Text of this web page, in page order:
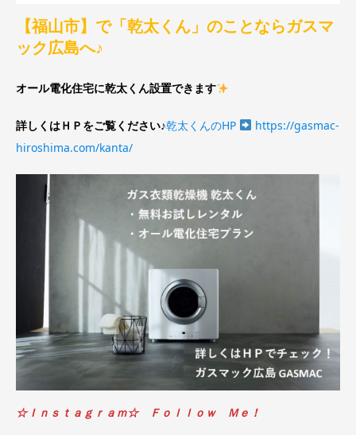
【福山市】で「乾太くん」のことならガスマ
ック広島へ♪
オール電化住宅に乾太くん設置できます
詳しくはＨＰをご覧ください♪乾太くんのHP
https://gasmac-
hiroshima.com/kanta/
☆Ｉｎｓｔａｇｒａｍ☆ Ｆｏｌｌｏｗ Ｍｅ！